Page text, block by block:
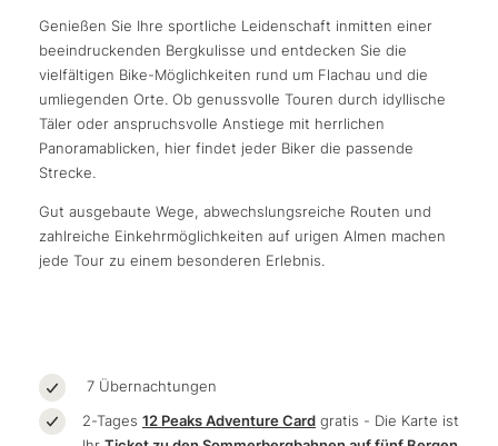
Genießen Sie Ihre sportliche Leidenschaft inmitten einer
beeindruckenden Bergkulisse und entdecken Sie die
vielfältigen Bike-Möglichkeiten rund um Flachau und die
umliegenden Orte. Ob genussvolle Touren durch idyllische
Täler oder anspruchsvolle Anstiege mit herrlichen
Panoramablicken, hier findet jeder Biker die passende
Strecke.
Gut ausgebaute Wege, abwechslungsreiche Routen und
zahlreiche Einkehrmöglichkeiten auf urigen Almen machen
jede Tour zu einem besonderen Erlebnis.
7 Übernachtungen
2-Tages 12 Peaks Adventure Card gratis - Die Karte ist